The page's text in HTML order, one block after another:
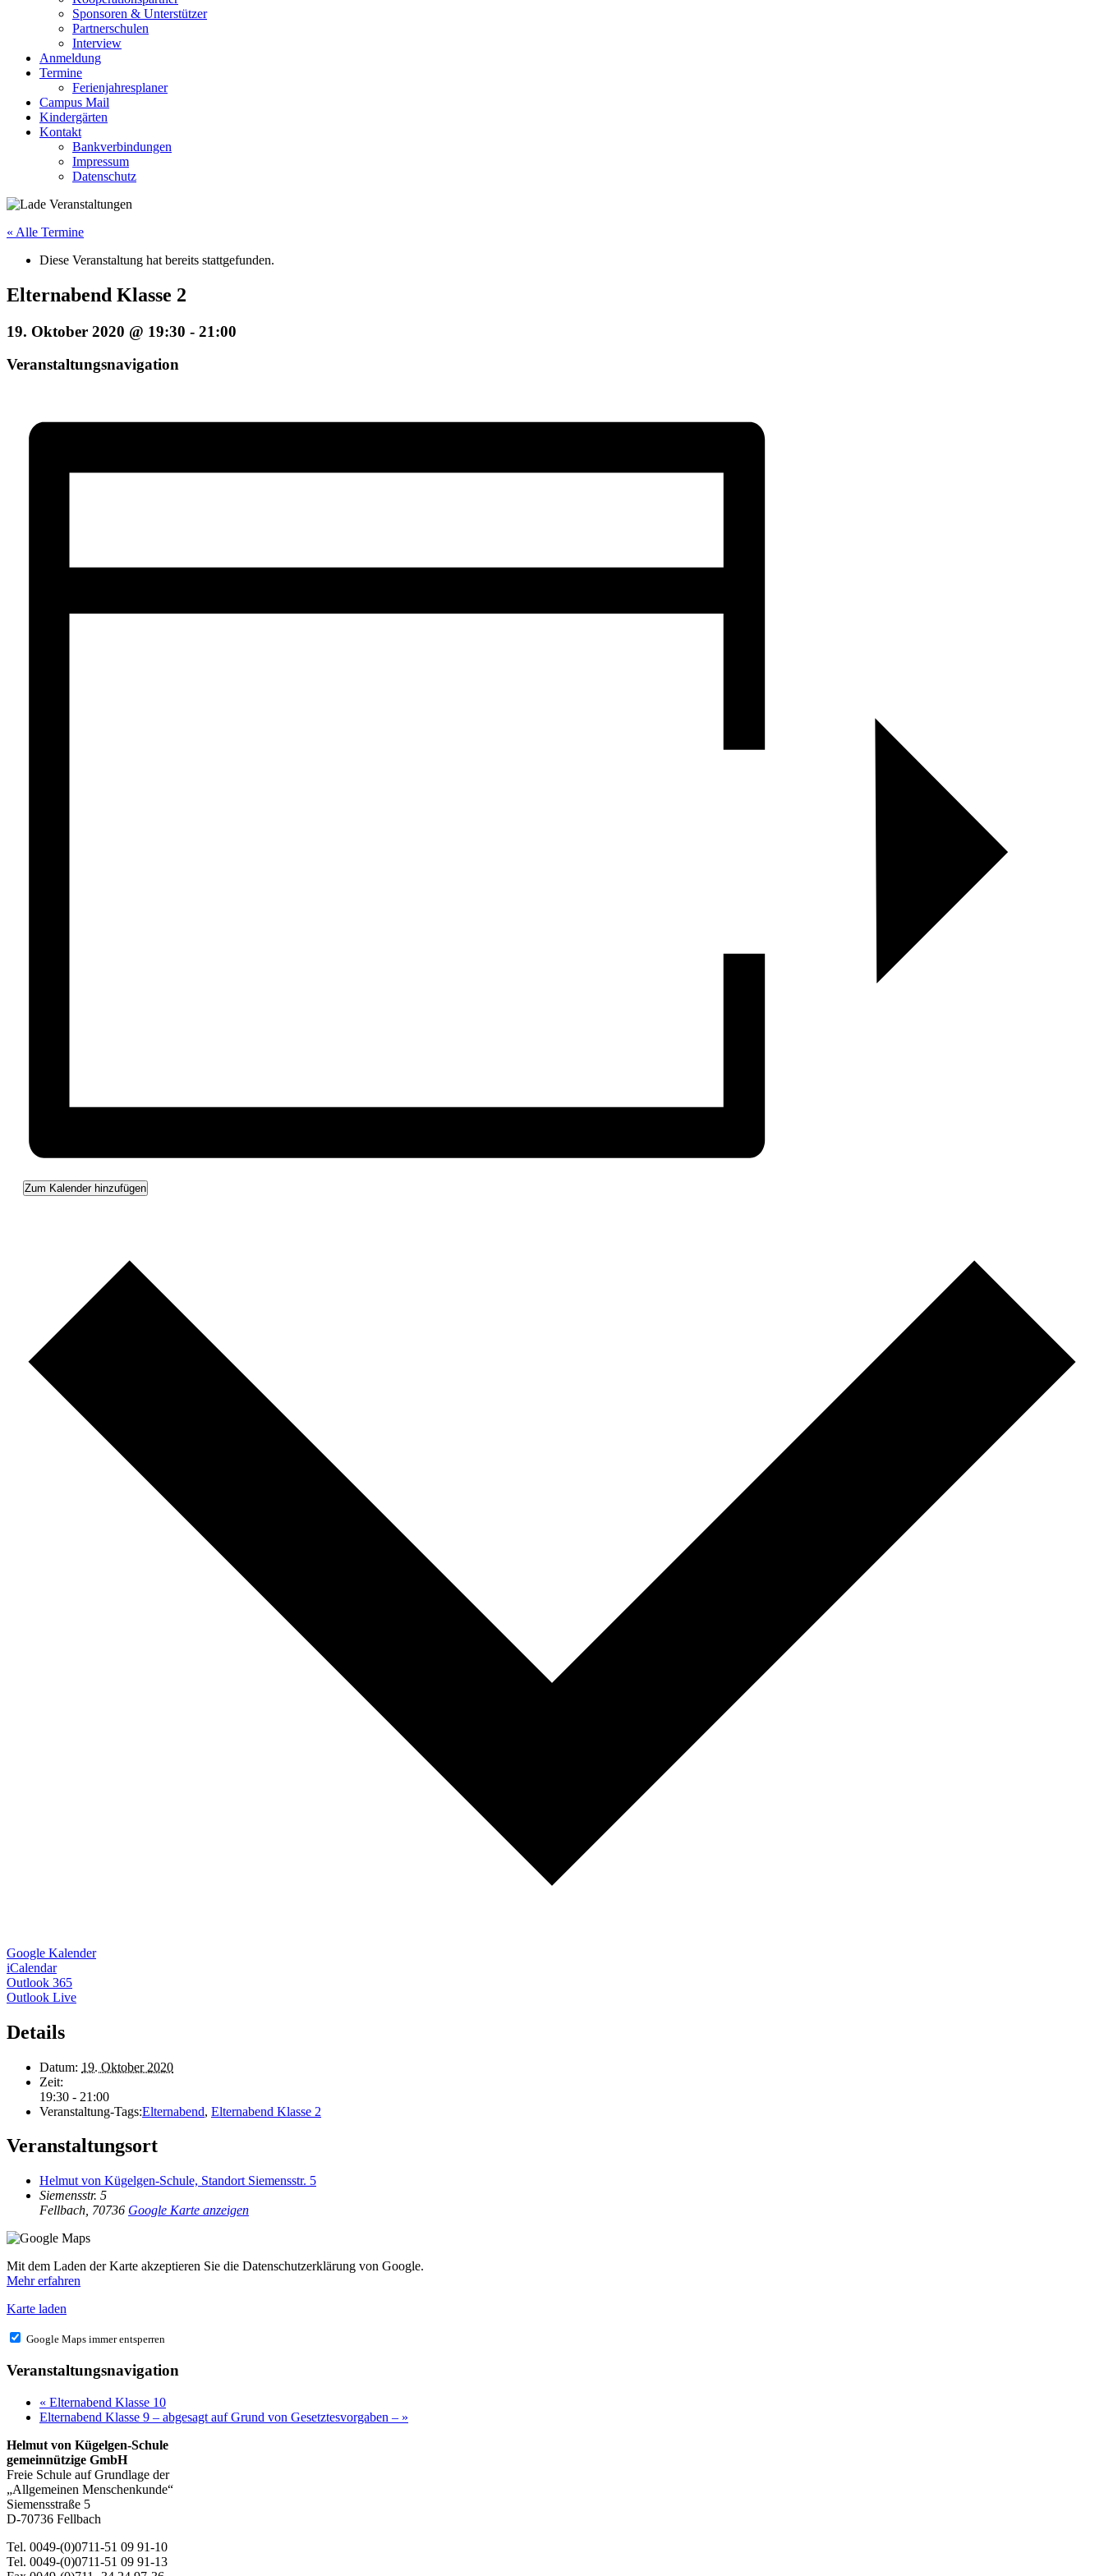
Sponsoren & Unterstützer
Partnerschulen
Interview
Anmeldung
Termine
Ferienjahresplaner
Campus Mail
Kindergärten
Kontakt
Bankverbindungen
Impressum
Datenschutz
« Alle Termine
Diese Veranstaltung hat bereits stattgefunden.
Elternabend Klasse 2
19. Oktober 2020 @ 19:30 - 21:00
Veranstaltungsnavigation
Zum Kalender hinzufügen
Google Kalender
iCalendar
Outlook 365
Outlook Live
Details
Datum: 19. Oktober 2020
Zeit:
19:30 - 21:00
Veranstaltung-Tags:Elternabend, Elternabend Klasse 2
Veranstaltungsort
Helmut von Kügelgen-Schule, Standort Siemensstr. 5
Siemensstr. 5
Fellbach 70736 Google Karte anzeigen
Mit dem Laden der Karte akzeptieren Sie die Datenschutzerklärung von Google.
Mehr erfahren
Karte laden
Google Maps immer entsperren
Veranstaltungsnavigation
« Elternabend Klasse 10
Elternabend Klasse 9 – abgesagt auf Grund von Gesetztesvorgaben – »
Helmut von Kügelgen-Schule
gemeinnützige GmbH
Freie Schule auf Grundlage der
„Allgemeinen Menschenkunde“
Siemensstraße 5
D-70736 Fellbach
Tel. 0049-(0)0711-51 09 91-10
Tel. 0049-(0)0711-51 09 91-13